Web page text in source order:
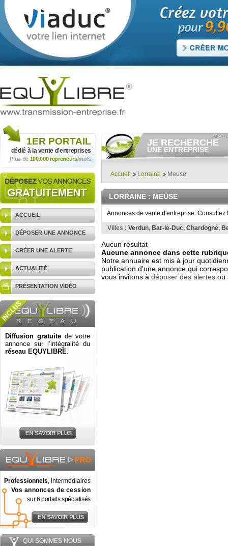
1ER PORTAIL
dédié à la vente d'entreprises
Plus de 100.000 repreneurs/mois
ACCUEIL
DÉPOSER UNE ANNONCE
CRÉER UNE ALERTE
ACTUALITÉ
PRÉSENTATION VIDÉO
Diffusion gratuite de votre
annonce sur l’intégralité du
réseau EQUYLIBRE.
Professionnels, intermédiaires
Vos annonces de cession
sur 6 portails spécialisés
QUI SOMMES NOUS
JE RECHERCHE
UNE ENTREPRISE
Consulter gratuitementles
vendre.
Et/ou déposer
votre recherche d'entreprise.
RECHERCHER UNE
ANNONCE
Accueil Lorraine Meuse
LORRAINE: MEUSE
Annonces de vente d'entreprise.
Villes : Verdun, Bar-le-Duc, Chardogne,
Aucun résultat
Aucune annonce dans cette
Notre annuaire est mis à jour
publication d'une annonce qui
vous invitons à déposer des alertes ou